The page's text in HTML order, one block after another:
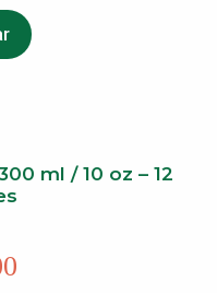
ml / 10 oz – 12